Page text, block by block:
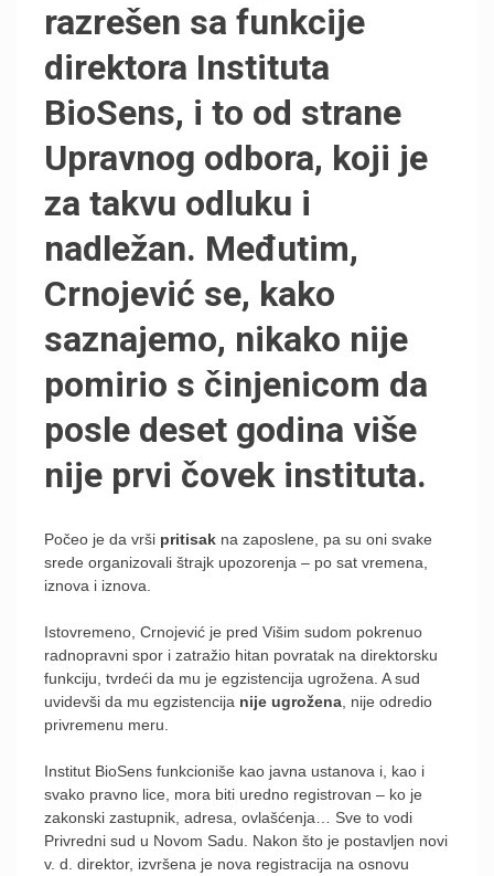
razrešen sa funkcije
direktora Instituta
BioSens, i to od strane
Upravnog odbora, koji je
za takvu odluku i
nadležan. Međutim,
Crnojević se, kako
saznajemo, nikako nije
pomirio s činjenicom da
posle deset godina više
nije prvi čovek instituta.
Počeo je da vrši pritisak na zaposlene, pa su oni svake
srede organizovali štrajk upozorenja – po sat vremena,
iznova i iznova.
Istovremeno, Crnojević je pred Višim sudom pokrenuo
radnopravni spor i zatražio hitan povratak na direktorsku
funkciju, tvrdeći da mu je egzistencija ugrožena. A sud
uvidevši da mu egzistencija nije ugrožena , nije odredio
privremenu meru.
Institut BioSens funkcioniše kao javna ustanova i, kao i
svako pravno lice, mora biti uredno registrovan – ko je
zakonski zastupnik, adresa, ovlašćenja… Sve to vodi
Privredni sud u Novom Sadu. Nakon što je postavljen novi
v. d. direktor, izvršena je nova registracija na osnovu